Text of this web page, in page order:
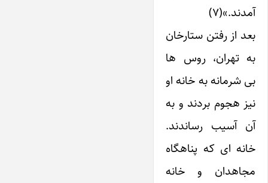
آمدند.»(۷)
بعد از رفتن ستارخان
به تهران، روس ها
بی شرمانه به خانه او
نیز هجوم بردند و به
آن آسیب رساندند.
خانه ای که پناهگاه
مجاهدان و خانه